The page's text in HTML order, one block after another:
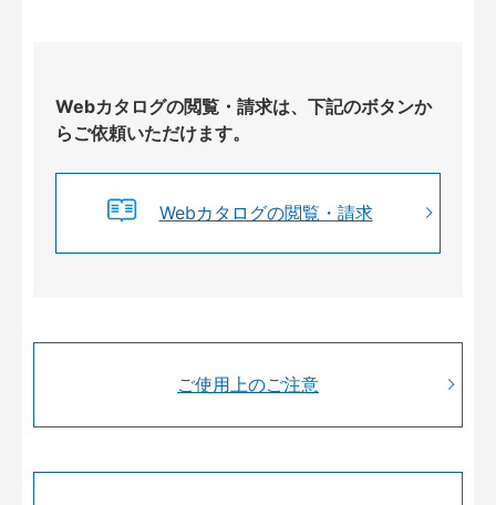
Webカタログの閲覧・請求は、下記のボタンか
らご依頼いただけます。
Webカタログの閲覧・請求
ご使用上のご注意